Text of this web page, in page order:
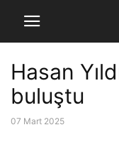
Hasan
buluştu
07 Mart 2025